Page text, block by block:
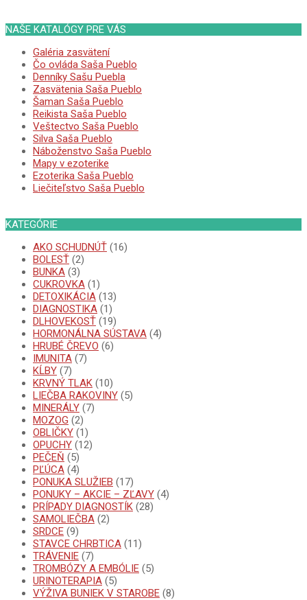
NAŠE KATALÓGY PRE VÁS
Galéria zasvätení
Čo ovláda Saša Pueblo
Denníky Sašu Puebla
Zasvätenia Saša Pueblo
Šaman Saša Pueblo
Reikista Saša Pueblo
Veštectvo Saša Pueblo
Silva Saša Pueblo
Náboženstvo Saša Pueblo
Mapy v ezoterike
Ezoterika Saša Pueblo
Liečiteľstvo Saša Pueblo
KATEGÓRIE
AKO SCHUDNÚŤ (16)
BOLESŤ (2)
BUNKA (3)
CUKROVKA (1)
DETOXIKÁCIA (13)
DIAGNOSTIKA (1)
DLHOVEKOSŤ (19)
HORMONÁLNA SÚSTAVA (4)
HRUBÉ ČREVO (6)
IMUNITA (7)
KĹBY (7)
KRVNÝ TLAK (10)
LIEČBA RAKOVINY (5)
MINERÁLY (7)
MOZOG (2)
OBLIČKY (1)
OPUCHY (12)
PEČEŇ (5)
PĽÚCA (4)
PONUKA SLUŽIEB (17)
PONUKY – AKCIE – ZĽAVY (4)
PRÍPADY DIAGNOSTÍK (28)
SAMOLIEČBA (2)
SRDCE (9)
STAVCE CHRBTICA (11)
TRÁVENIE (7)
TROMBÓZY A EMBÓLIE (5)
URINOTERAPIA (5)
VÝŽIVA BUNIEK V STAROBE (8)